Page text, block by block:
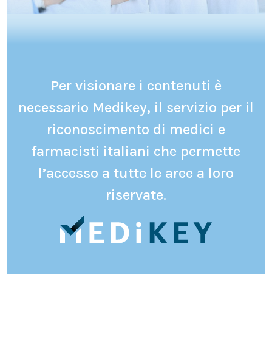
Per visionare i contenuti è
necessario Medikey, il servizio per il
riconoscimento di medici e
farmacisti italiani che permette
l’accesso a tutte le aree a loro
riservate.